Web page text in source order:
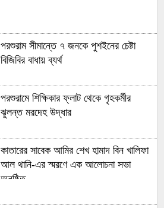
পরশুরাম সীমান্তে ৭ জনকে পুশইনের চেষ্টা
বিজিবির বাধায় ব্যর্থ
পরশুরামে শিক্ষিকার ফ্লাট থেকে গৃহকর্মীর
ঝুলন্ত মরদেহ উদ্ধার
কাতারের সাবেক আমির শেখ হামাদ বিন খালিফা
আল থানি-এর স্মরণে এক আলোচনা সভা
অনুষ্ঠিত